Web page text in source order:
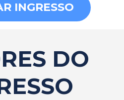
INGRESSO
DO